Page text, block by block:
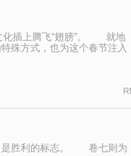
化插上腾飞“翅膀”。 就地
殊方式，也为这个春节注入
是胜利的标志。 卷七则为